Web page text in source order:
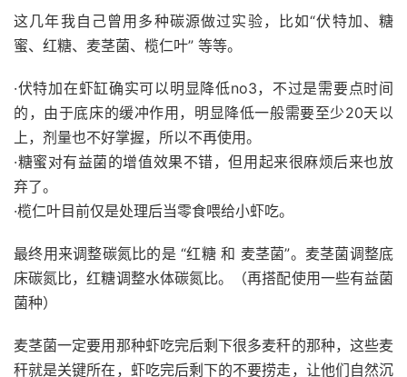
这几年我自己曾用多种碳源做过实验，比如“伏特加、糖
蜜、红糖、麦茎菌、榄仁叶” 等等。
·伏特加在虾缸确实可以明显降低no3，不过是需要点时间
的，由于底床的缓冲作用，明显降低一般需要至少20天以
上，剂量也不好掌握，所以不再使用。
·糖蜜对有益菌的增值效果不错，但用起来很麻烦后来也放
弃了。
·榄仁叶目前仅是处理后当零食喂给小虾吃。
最终用来调整碳氮比的是 “红糖 和 麦茎菌”。麦茎菌调整底
床碳氮比，红糖调整水体碳氮比。（再搭配使用一些有益菌
菌种）
麦茎菌一定要用那种虾吃完后剩下很多麦秆的那种，这些麦
秆就是关键所在，虾吃完后剩下的不要捞走，让他们自然沉